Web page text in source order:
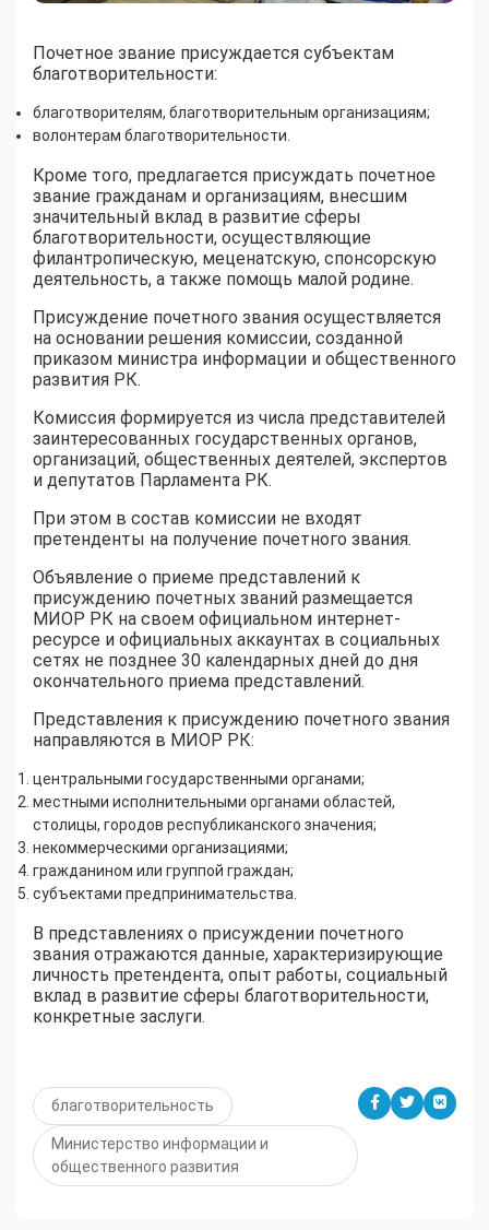
Почетное звание присуждается субъектам
благотворительности:
благотворителям, благотворительным организациям;
волонтерам благотворительности.
Кроме того, предлагается присуждать почетное
звание гражданам и организациям, внесшим
значительный вклад в развитие сферы
благотворительности, осуществляющие
филантропическую, меценатскую, спонсорскую
деятельность, а также помощь малой родине.
Присуждение почетного звания осуществляется
на основании решения комиссии, созданной
приказом министра информации и общественного
развития РК.
Комиссия формируется из числа представителей
заинтересованных государственных органов,
организаций, общественных деятелей, экспертов
и депутатов Парламента РК.
При этом в состав комиссии не входят
претенденты на получение почетного звания.
Объявление о приеме представлений к
присуждению почетных званий размещается
МИОР РК на своем официальном интернет-
ресурсе и официальных аккаунтах в социальных
сетях не позднее 30 календарных дней до дня
окончательного приема представлений.
Представления к присуждению почетного звания
направляются в МИОР РК:
центральными государственными органами;
местными исполнительными органами областей,
столицы, городов республиканского значения;
некоммерческими организациями;
гражданином или группой граждан;
субъектами предпринимательства.
В представлениях о присуждении почетного
звания отражаются данные, характеризирующие
личность претендента, опыт работы, социальный
вклад в развитие сферы благотворительности,
конкретные заслуги.
благотворительность
Министерство информации и
общественного развития